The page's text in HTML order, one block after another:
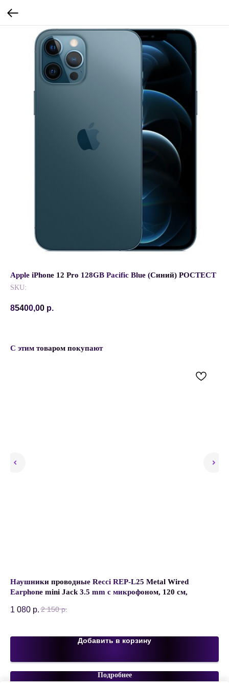
Apple iPhone 12 Pro 128GB Pacific Blue (Синий) РОСТЕСТ
SKU:
85400,00 р.
С этим товаром покупают
Наушники проводные Recci REP-L25 Metal Wired
Earphone mini Jack 3.5 mm с микрофоном, 120 см,
1 080 р. 2 150 р.
Добавить в корзину
Подробнее